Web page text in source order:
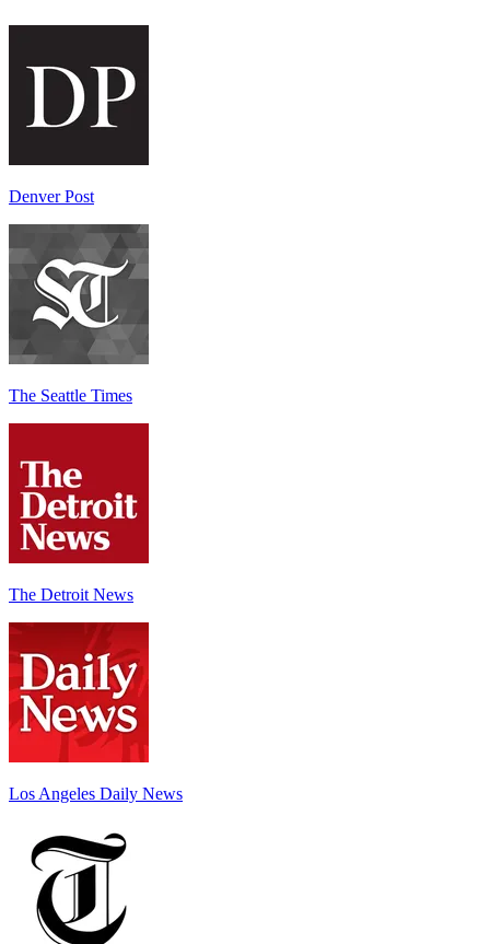
Denver Post
The Seattle Times
The Detroit News
Los Angeles Daily News